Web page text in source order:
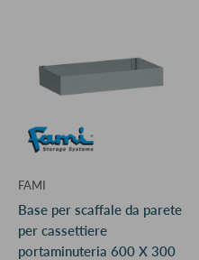
FAMI
Base per scaffale da parete
per cassettiere
portaminuteria 600 X 300